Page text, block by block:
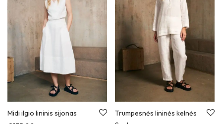
Midi ilgio lininis sijonas
Trumpesnės lininės kelnės